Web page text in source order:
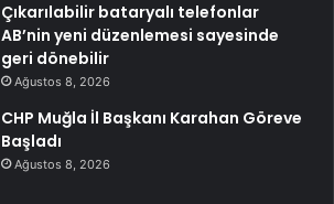
Çıkarılabilir bataryalı telefonlar
AB’nin yeni düzenlemesi sayesinde
geri dönebilir
Ağustos 8, 2026
CHP Muğla İl Başkanı Karahan Göreve
Başladı
Ağustos 8, 2026